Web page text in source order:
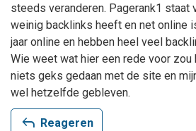
steeds veranderen. Pagerank1 staat
weinig backlinks heeft en net online
jaar online en hebben heel veel
Wie weet wat hier een rede voor zou
niets geks gedaan met de site en
wel hetzelfde gebleven.
reply Reageren